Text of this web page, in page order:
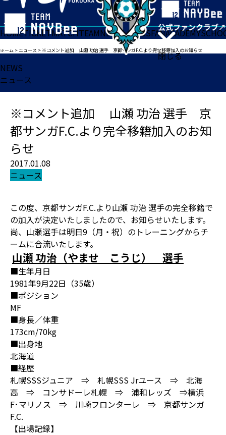
閉じる
HOMETICKETMATCHTEAMNEWSGOODSFANACADEMY
ホーム >ニュース > ※コメント追加 山瀬 功治 選手 京都サンガF.C.より完全移籍加入のお知らせ
NEWS
ニュース
※コメント追加 山瀬 功治 選手 京
都サンガF.C.より完全移籍加入のお知
らせ
2017.01.08
ニュース
この度、京都サンガF.C.より山瀬 功治 選手の完全移籍で
の加入が決定いたしましたので、お知らせいたします。
尚、山瀬選手は明日9（月・祝）のトレーニングからチ
ームに合流いたします。
山瀬 功治 （やませ こうじ） 選手
■生年月日
1981年9月22日（35歳）
■ポジション
MF
■身長／体重
173cm/70kg
■出身地
北海道
■経歴
札幌SSSジュニア ⇒ 札幌SSS Jrユース ⇒ 北海
高 ⇒ コンサドーレ札幌 ⇒ 浦和レッズ ⇒横浜
F･マリノス ⇒ 川崎フロンターレ ⇒ 京都サンガ
F.C.
【出場記録】